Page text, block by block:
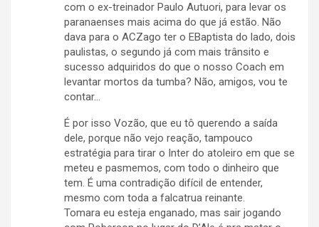
com o ex-treinador Paulo Autuori, para levar os
paranaenses mais acima do que já estão. Não
dava para o ACZago ter o EBaptista do lado, dois
paulistas, o segundo já com mais trânsito e
sucesso adquiridos do que o nosso Coach em
levantar mortos da tumba? Não, amigos, vou te
contar…
É por isso Vozão, que eu tô querendo a saída
dele, porque não vejo reação, tampouco
estratégia para tirar o Inter do atoleiro em que se
meteu e pasmemos, com todo o dinheiro que
tem. É uma contradição difícil de entender,
mesmo com toda a falcatrua reinante.
Tomara eu esteja enganado, mas sair jogando